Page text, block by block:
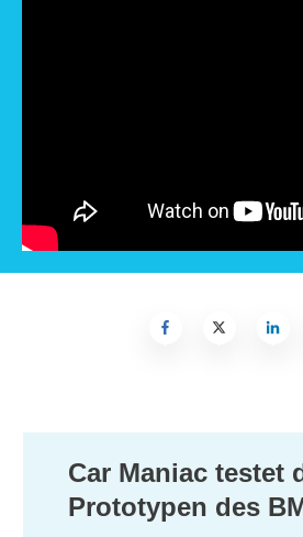
Car Maniac testet
Prototypen des